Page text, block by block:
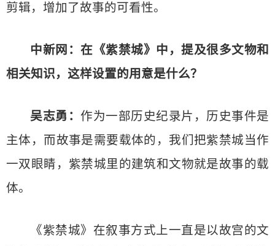
剪辑，增加了故事的可看性。
中新网：在《紫禁城》中，提及很多文物和
相关知识，这样设置的用意是什么？
吴志勇：作为一部历史纪录片，历史事件是
主体，而故事是需要载体的，我们把紫禁城当作
一双眼睛，紫禁城里的建筑和文物就是故事的载
体。
《紫禁城》在叙事方式上一直是以故宫的文